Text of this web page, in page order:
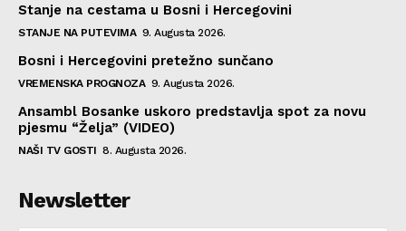
Stanje na cestama u Bosni i Hercegovini
STANJE NA PUTEVIMA 9. Augusta 2026.
Bosni i Hercegovini pretežno sunčano
VREMENSKA PROGNOZA 9. Augusta 2026.
Ansambl Bosanke uskoro predstavlja spot za novu
pjesmu “Želja” (VIDEO)
NAŠI TV GOSTI 8. Augusta 2026.
Newsletter